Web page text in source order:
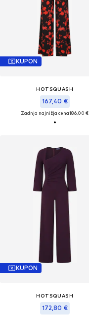
KUPON
HOTSQUASH
167,40 €
Zadnja najnižja cena186,00 €
KUPON
HOTSQUASH
172,80 €